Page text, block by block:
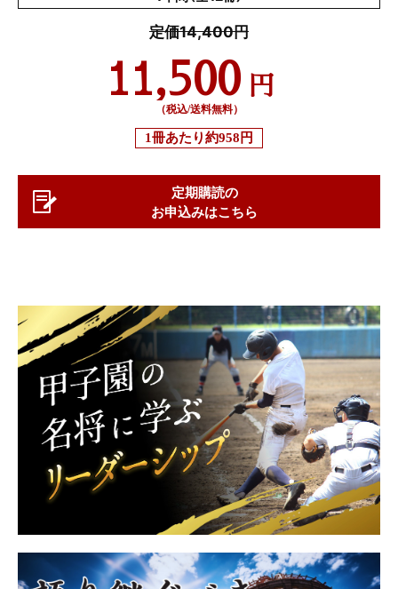
定価14,400円
11,500 円
（税込/送料無料）
1冊あたり約958円
定期購読の
お申込みはこちら